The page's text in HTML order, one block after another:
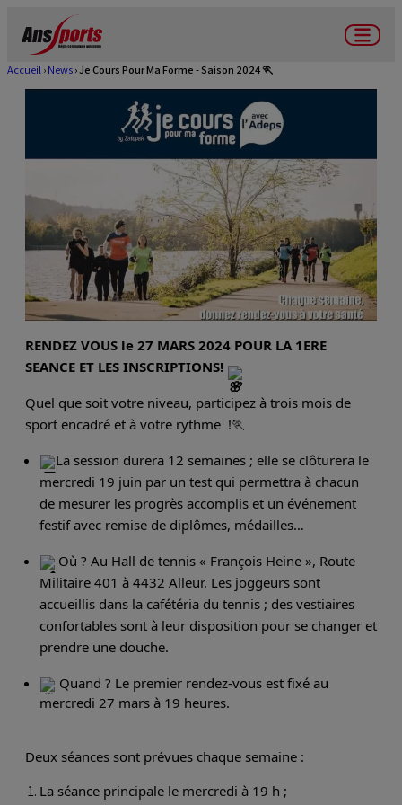
contenu
Menu
Fil
Accueil News Je Cours Pour Ma Forme - Saison 2024 🏃
RENDEZ VOUS le 27 MARS 2024 POUR LA 1ERE
SEANCE ET LES INSCRIPTIONS!
Quel que soit votre niveau, participez à trois mois de
sport encadré et à votre rythme !🏃
La session durera 12 semaines ; elle se clôturera le
mercredi 19 juin par un test qui permettra à chacun
de mesurer les progrès accomplis et un événement
festif avec remise de diplômes, médailles…
Où ? Au Hall de tennis « François Heine », Route
Militaire 401 à 4432 Alleur. Les joggeurs sont
accueillis dans la cafétéria du tennis ; des vestiaires
confortables sont à leur disposition pour se changer et
prendre une douche.
Quand ? Le premier rendez-vous est fixé au
mercredi 27 mars à 19 heures.
Deux séances sont prévues chaque semaine :
La séance principale le mercredi à 19 h ;